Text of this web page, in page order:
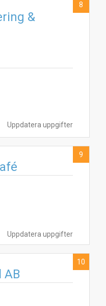
Uppdatera uppgifter
&
8
Uppdatera uppgifter
9
AB
10